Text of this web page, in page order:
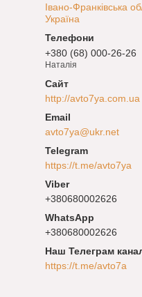
Івано-Франківська
Україна
+380 (68) 000-26-26
Наталія
http://avto7ya.com.ua
avto7ya@ukr.net
https://t.me/avto7ya
+380680002626
+380680002626
Наш Телеграм
https://t.me/avto7a